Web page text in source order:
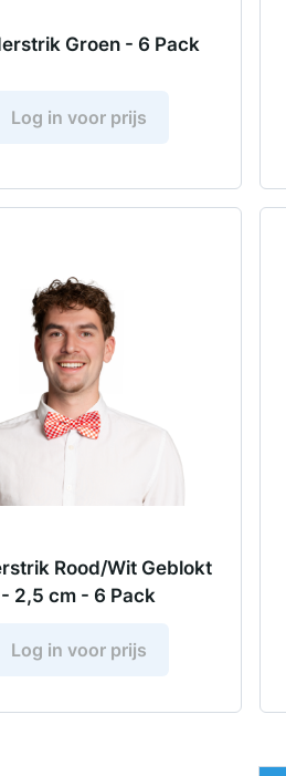
Groen - 6 Pack
Log in voor prijs
Rood/Wit Geblokt
- 2,5 cm - 6 Pack
Log in voor prijs